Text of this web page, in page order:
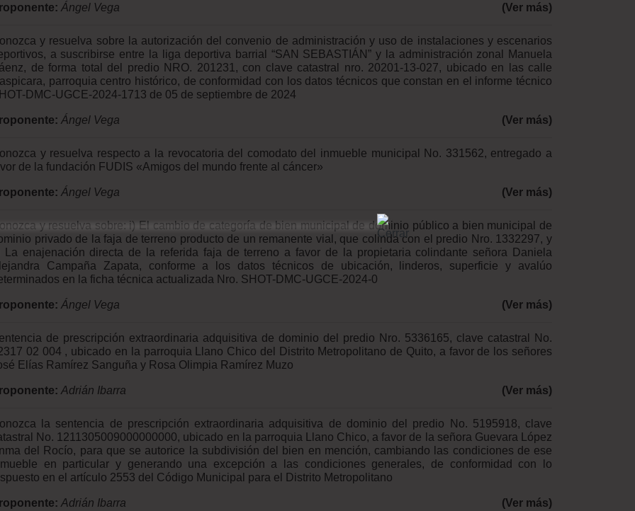
Ángel Vega (Ver más)
y resuelva sobre la autorización del convenio de administración y uso de instalaciones y escenarios
a suscribirse entre la liga deportiva barrial “SAN SEBASTIÁN” y la administración zonal Manuela
de forma total del predio NRO. 201231, con clave catastral nro. 20201-13-027, ubicado en las calle
parroquia centro histórico, de conformidad con los datos técnicos que constan en el informe técnico
DMC-UGCE-2024-1713 de 05 de septiembre de 2024
Ángel Vega (Ver más)
y resuelva respecto a la revocatoria del comodato del inmueble municipal No. 331562, entregado a
de la fundación FUDIS «Amigos del mundo frente al cáncer»
Ángel Vega (Ver más)
y resuelva sobre: i) El cambio de categoría de bien municipal de dominio público a bien municipal de
privado de la faja de terreno producto de un remanente vial, que colinda con el predio Nro. 1332297, y
La enajenación directa de la referida faja de terreno a favor de la propietaria colindante señora Daniela
Campaña Zapata, conforme a los datos técnicos de ubicación, linderos, superficie y avalúo
en la ficha técnica actualizada Nro. SHOT-DMC-UGCE-2024-0
Ángel Vega (Ver más)
de prescripción extraordinaria adquisitiva de dominio del predio Nro. 5336165, clave catastral No.
02 004 , ubicado en la parroquia Llano Chico del Distrito Metropolitano de Quito, a favor de los señores
Elías Ramírez Sanguña y Rosa Olimpia Ramírez Muzo
Adrián Ibarra (Ver más)
la sentencia de prescripción extraordinaria adquisitiva de dominio del predio No. 5195918, clave
No. 1211305009000000000, ubicado en la parroquia Llano Chico, a favor de la señora Guevara López
del Rocío, para que se autorice la subdivisión del bien en mención, cambiando las condiciones de ese
en particular y generando una excepción a las condiciones generales, de conformidad con lo
en el artículo 2553 del Código Municipal para el Distrito Metropolitano
Adrián Ibarra (Ver más)